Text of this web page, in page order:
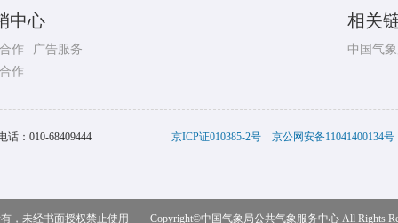
中心
作
广告服务
作
相关
中国气
话： 010-68409444 京ICP证010385-2号 京公网安备11041400134号
有，未经书面授权禁止使用 Copyright©中国气象局公共气象服务中心All Rights